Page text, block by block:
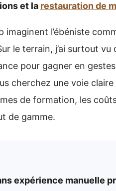
et la restauration de
imaginent l’ébéniste
le terrain, j’ai surtout
pour gagner en
cherchez une voie
de formation, les
de gamme.
expérience manuelle